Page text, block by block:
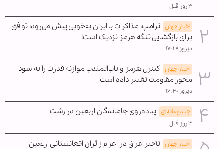
۳ روز قبل
اخبار جهان ترامپ: مذاکرات با ایران به‌خوبی پیش می‌رود؛ توافق
برای بازگشایی تنگه هرمز نزدیک است!
دیروز ۱۷:۲۸
اخبار جهان کنترل هرمز و باب‌المندب موازنه قدرت را به سود
محور مقاومت تغییر داده است
دیروز ۱۶:۳۰
چندرسانه‌ای پیاده‌روی جاماندگان اربعین در رشت
۳ روز قبل
اخبار جهان تأخیر عراق در اعزام زائران افغانستانی اربعین